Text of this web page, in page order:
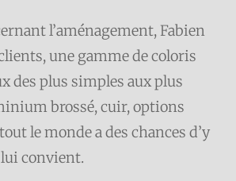
l’aménagement, Fabien
une gamme de coloris
des plus simples aux plus
brossé, cuir, options
le monde a des chances d’y
convient.